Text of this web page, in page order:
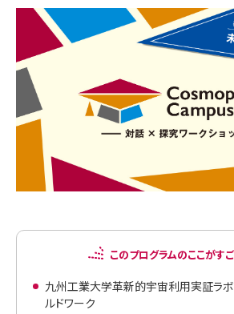
このプログラムのここがすご
九州工業大学革新的宇宙利用実証ラボ
ルドワーク